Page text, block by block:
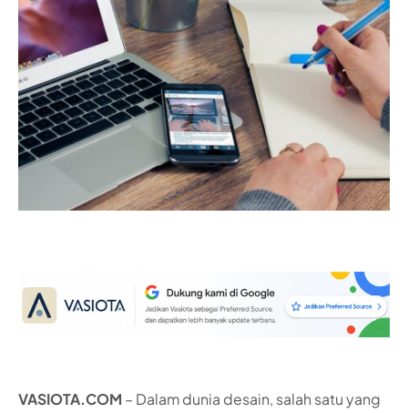
VASIOTA.COM – Dalam dunia desain, salah satu yang